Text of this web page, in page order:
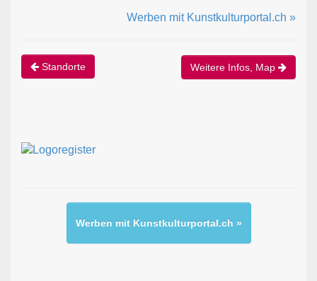
Werben mit Kunstkulturportal.ch »
Standorte Weitere Infos, Map
Werben mit Kunstkulturportal.ch »